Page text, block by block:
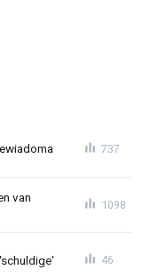
737
van
1098
46